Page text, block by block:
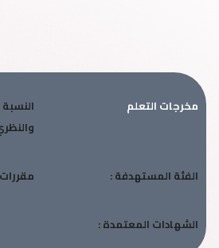
مخرجات التعلم
الفئة المستهدفة :
الشهادات المعتمدة :